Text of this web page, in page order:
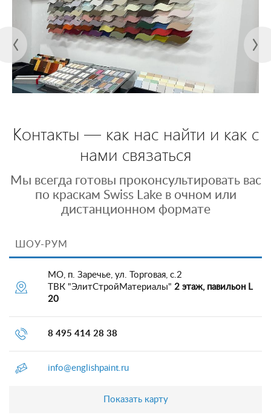
Контакты — как нас найти и как с
нами связаться
Мы всегда готовы проконсультировать вас
по краскам Swiss Lake в очном или
дистанционном формате
ШОУ-РУМ
МО, п. Заречье, ул. Торговая, с.2
ТВК "ЭлитСтройМатериалы" 2 этаж, павильон L
20
8 495 414 28 38
info@englishpaint.ru
Показать карту